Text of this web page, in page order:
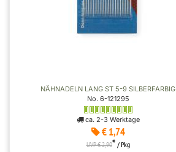
NÄHNADELN LANG ST 5-9 SILBERFARBIG
No. 6-121295
ca. 2-3 Werktage
€ 1,74
UVP € 2,90* / Pkg